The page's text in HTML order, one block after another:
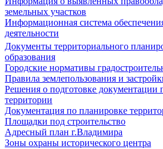
земельных участков
Информационная система
деятельности
Документы территориального
образования
Городские нормативы
Правила землепользования и
Решения о подготовке документации
территории
Документация по планировке
Площадки под строительство
Адресный план г.Владимира
Зоны охраны исторического центра